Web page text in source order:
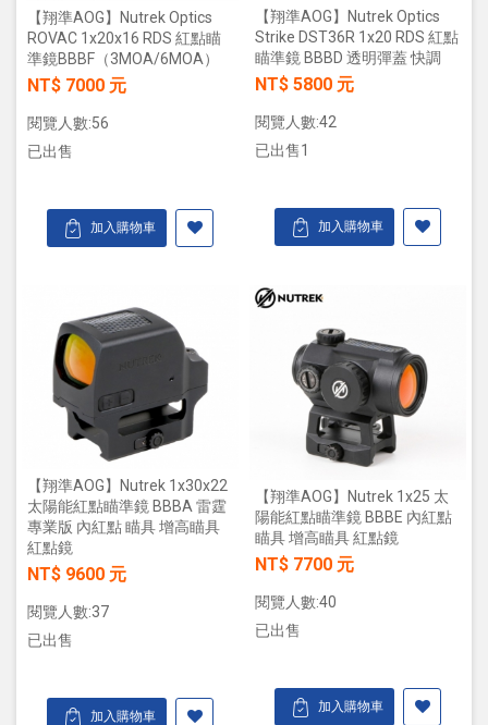
【翔準AOG】Nutrek Optics
ROVAC 1x20x16 RDS 紅點瞄
準鏡BBBF（3MOA/6MOA）
NT$ 7000 元
閱覽人數:56
已出售
加入購物車
【翔準AOG】Nutrek Optics
Strike DST36R 1x20 RDS 紅點
瞄準鏡 BBBD 透明彈蓋 快調
NT$ 5800 元
閱覽人數:42
已出售1
加入購物車
【翔準AOG】Nutrek 1x30x22
太陽能紅點瞄準鏡 BBBA 雷霆
專業版 內紅點 瞄具 增高瞄具
紅點鏡
NT$ 9600 元
閱覽人數:37
已出售
加入購物車
【翔準AOG】Nutrek 1x25 太
陽能紅點瞄準鏡 BBBE 內紅點
瞄具 增高瞄具 紅點鏡
NT$ 7700 元
閱覽人數:40
已出售
加入購物車